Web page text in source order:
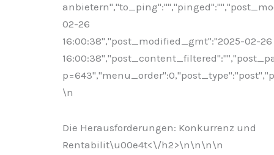
02-26
16:00:38","post_modified_gmt":"2025-02-26
\n
Die Herausforderungen: Konkurrenz und
Rentabilit\u00e4t<\/h2>\n\n\n\n